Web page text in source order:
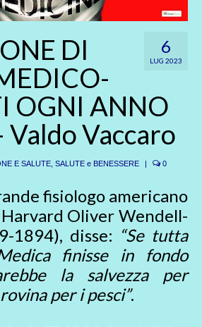
6
LUG 2023
DI
OGNI ANNO
Valdo Vaccaro
E SALUTE SALUTE e BENESSERE | 0
fisiologo americano
Oliver Wendell-
1894), disse: “Se tutta
finisse in fondo
la salvezza per
per i pesci”.